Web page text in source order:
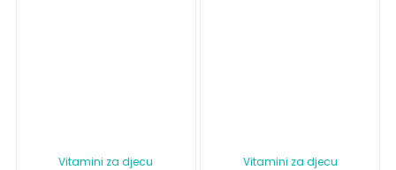
Vitamini za djecu Vitamini za djecu